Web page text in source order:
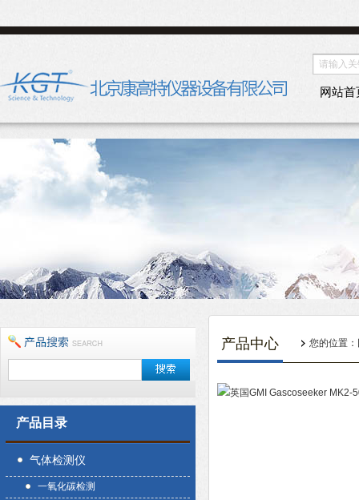
网站首
产品目录
气体检测仪
一氧化碳检测
产品中心 您的位置：